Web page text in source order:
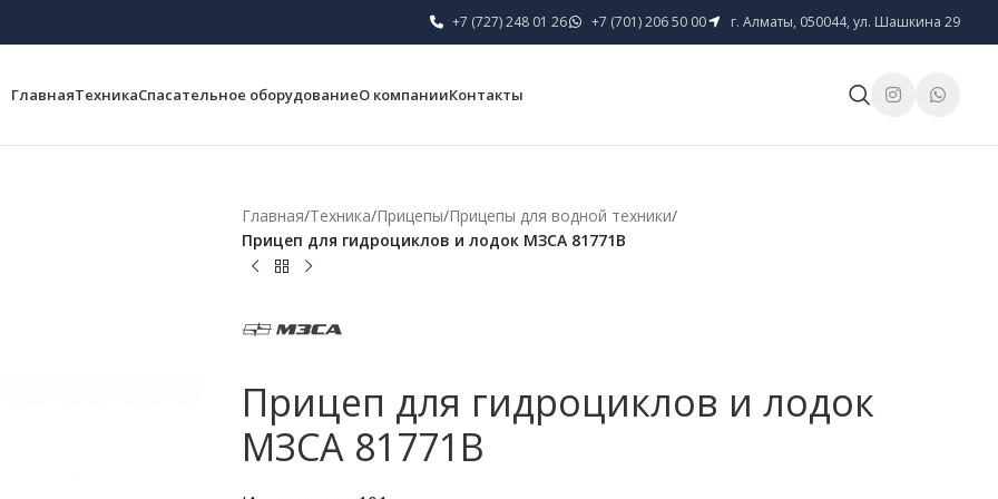
+7 (727) 248 01 26 +7 (701) 206 50 00 г. Алматы, 050044, ул. Шашкина 29
ГлавнаяТехникаСпасательное оборудованиеО компанииКонтакты
Главная/Техника/Прицепы/Прицепы для водной техники/
Прицеп для гидроциклов и лодок МЗСА 81771B
Прицеп для гидроциклов и лодок
МЗСА 81771B